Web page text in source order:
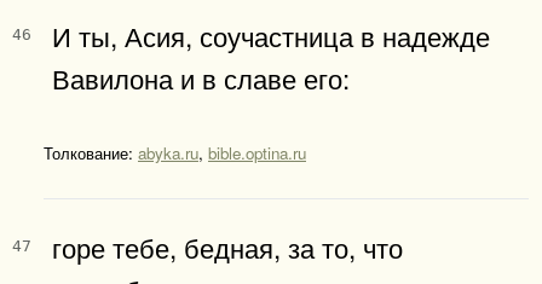
46
И ты, Асия, соучастница в надежде
Вавилона и в славе его:
Толкование: abyka.ru, bible.optina.ru
47
горе тебе, бедная, за то, что